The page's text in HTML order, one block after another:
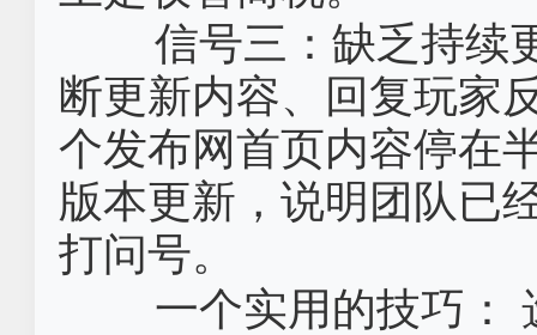
信号三：缺乏持续
断更新内容、回复玩家
个发布网首页内容停在
版本更新，说明团队已
打问号。
一个实用的技巧：‌